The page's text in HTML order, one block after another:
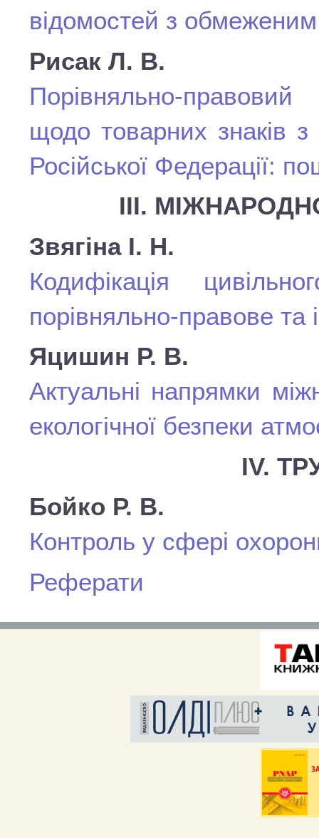
відомостей з
Рисак Л. В.
Порівняльно-
щодо товарних знаків з
Російської Федерації:
III.
Звягіна І. Н.
Кодифікація
порівняльно-правове та
Яцишин Р. В.
Актуальні напрямки
екологічної безпеки
IV.
Бойко Р. В.
Контроль у сфері
Реферати